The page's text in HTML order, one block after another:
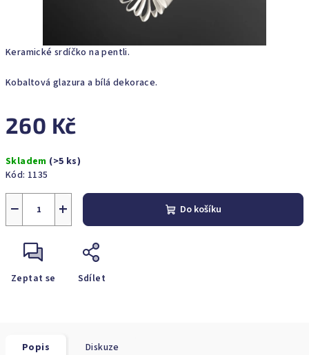
Keramické srdíčko na pentli.
Kobaltová glazura a bílá dekorace.
260 Kč
cena:
Skladem (>5 ks)
Kód: 1135
+
− Do košíku
Zeptat se Sdílet
Popis Diskuze